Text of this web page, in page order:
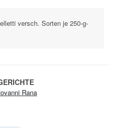
versch. Sorten je 250-g-
Rana